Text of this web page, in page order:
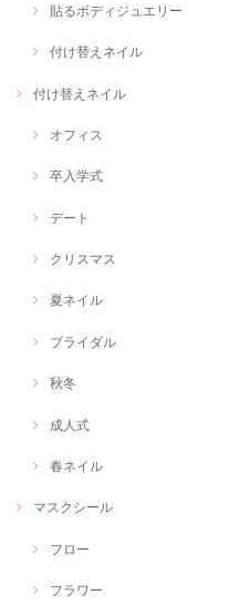
貼るボディジュエリー
付け替えネイル
付け替えネイル
オフィス
卒入学式
デート
クリスマス
夏ネイル
ブライダル
秋冬
成人式
春ネイル
マスクシール
フロー
フラワー